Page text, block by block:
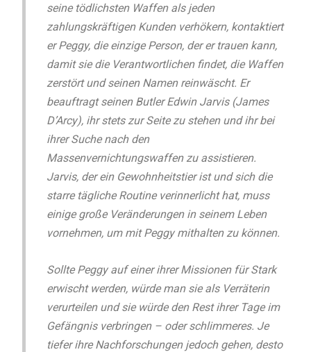
seine tödlichsten Waffen als jeden
zahlungskräftigen Kunden verhökern, kontaktiert
er Peggy, die einzige Person, der er trauen kann,
damit sie die Verantwortlichen findet, die Waffen
zerstört und seinen Namen reinwäscht. Er
beauftragt seinen Butler Edwin Jarvis (James
D’Arcy), ihr stets zur Seite zu stehen und ihr bei
ihrer Suche nach den
Massenvernichtungswaffen zu assistieren.
Jarvis, der ein Gewohnheitstier ist und sich die
starre tägliche Routine verinnerlicht hat, muss
einige große Veränderungen in seinem Leben
vornehmen, um mit Peggy mithalten zu können.
Sollte Peggy auf einer ihrer Missionen für Stark
erwischt werden, würde man sie als Verräterin
verurteilen und sie würde den Rest ihrer Tage im
Gefängnis verbringen – oder schlimmeres. Je
tiefer ihre Nachforschungen jedoch gehen, desto